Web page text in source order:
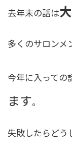
去年末の話は
多くのサロンメ
今年に入っての
ます。
失敗したらどう